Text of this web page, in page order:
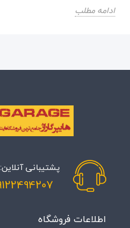
ادامه مطلب
پشتیبانی آنلاین:
اطلاعات فروشگاه